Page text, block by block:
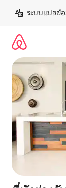
เนื้อหา
ระบบแปลข้